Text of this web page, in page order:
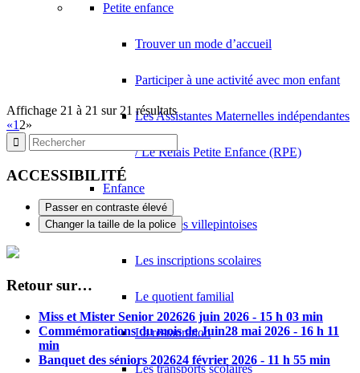
Petite enfance
Trouver un mode d’accueil
Participer à une activité avec mon enfant
Les Assistantes Maternelles indépendantes
/ Le Relais Petite Enfance (RPE)
Enfance
Les écoles villepintoises
Les inscriptions scolaires
Le quotient familial
La restauration
Les transports scolaires
Affichage 21 à 21 sur 21 résultats
«1 2»
ACCESSIBILITÉ
Passer en contraste élevé
Changer la taille de la police
Retour sur…
Miss et Mister Senior 202626 juin 2026 - 15 h 03 min
Commémorations du mois de Juin28 mai 2026 - 16 h 11
min
Banquet des séniors 202624 février 2026 - 11 h 55 min